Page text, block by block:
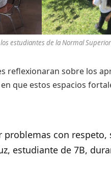
estudiantes de la Normal
reflexionaran sobre los
que estos espacios
problemas con respeto,
estudiante de 7B,